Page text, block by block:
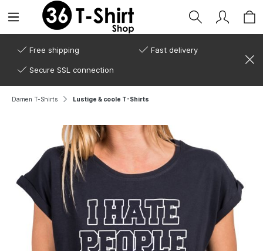
Free shipping Fast delivery
Secure SSL connection
Damen T-Shirts Lustige & coole T-Shirts